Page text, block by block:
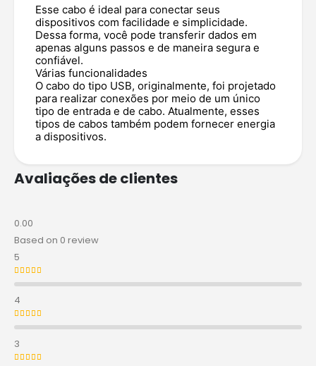
Esse cabo é ideal para conectar seus
dispositivos com facilidade e simplicidade.
Dessa forma, você pode transferir dados em
apenas alguns passos e de maneira segura e
confiável.
Várias funcionalidades
O cabo do tipo USB, originalmente, foi projetado
para realizar conexões por meio de um único
tipo de entrada e de cabo. Atualmente, esses
tipos de cabos também podem fornecer energia
a dispositivos.
Avaliações de clientes
0.00
Based on 0 review
5
Avaliação5de 5
4
Avaliação4de 5
3